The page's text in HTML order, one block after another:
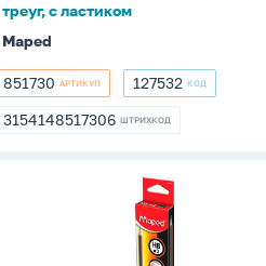
треуг, с ластиком
Maped
851730
851730 АРТИКУЛ 127532
127532 КОД
3154148517306
3154148517306 ШТРИХКОД